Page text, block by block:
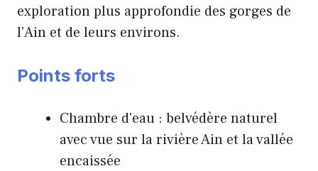
exploration plus approfondie des gorges de
l'Ain et de leurs environs.
Points forts
Chambre d'eau : belvédère naturel
avec vue sur la rivière Ain et la vallée
encaissée